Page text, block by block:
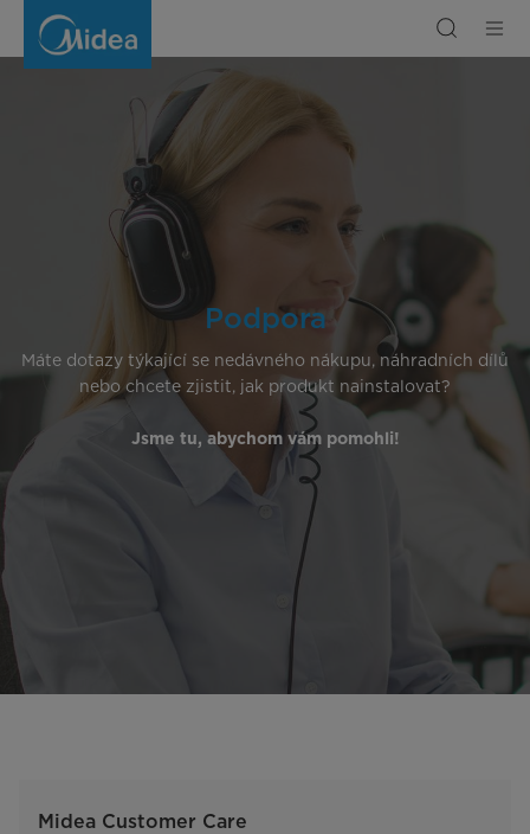
Kundenservice
Podpora
Máte dotazy týkající se nedávného nákupu, náhradních dílů
nebo chcete zjistit, jak produkt nainstalovat?
Jsme tu, abychom vám pomohli!
Midea Customer Care